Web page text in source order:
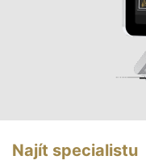
Najít specialistu